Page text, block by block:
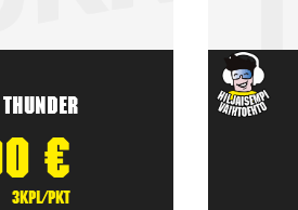
€
3kpl/pkt